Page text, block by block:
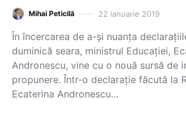
Mihai Peticilă 22 ianuarie 2019
În încercarea de a-și nuanța
duminică seara, ministrul Educației,
Andronescu, vine cu o nouă sursă de
propunere. Într-o declarație făcută la
Ecaterina Andronescu…